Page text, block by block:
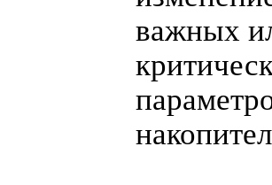
важных